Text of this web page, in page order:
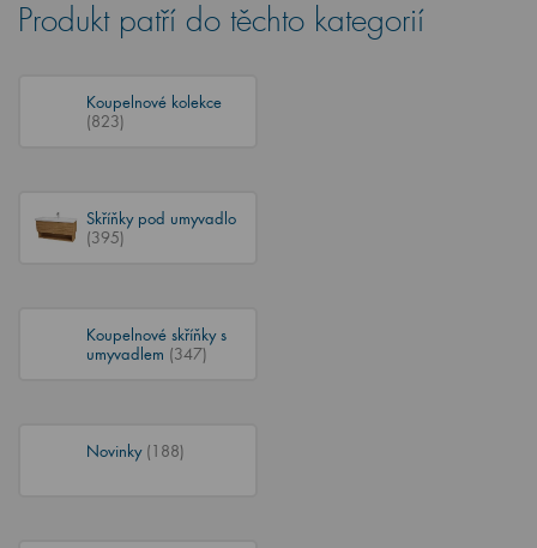
Produkt patří do těchto kategorií
Koupelnové kolekce
(823)
Skříňky pod umyvadlo
(395)
Koupelnové skříňky s
umyvadlem (347)
Novinky (188)